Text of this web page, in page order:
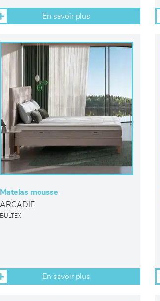
En savoir plus
Matelas mousse
ARCADIE
BULTEX
En savoir plus